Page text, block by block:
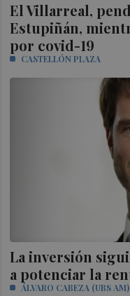
El Villarreal,
Estupiñán,
por covid-19
CASTELLÓN PLAZA
La inversión
a potenciar la
ÁLVARO CABEZA (UBS AM)